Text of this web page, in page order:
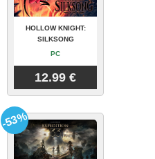
HOLLOW KNIGHT:
SILKSONG
PC
12.99 €
-53%